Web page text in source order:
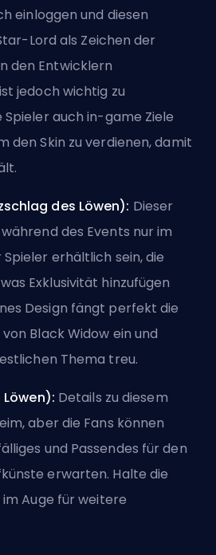
einloggen und diesen
Lord als Zeichen der
den Entwicklern
jedoch wichtig zu
auch in-game Ziele
den Skin zu verdienen, damit
des Löwen): Dieser
des Events nur im
erhältlich sein, die
Exklusivität hinzufügen
Design fängt perfekt die
Black Widow ein und
Thema treu.
Details zu diesem
aber die Fans können
und Passendes für den
erwarten. Halte die
Auge für weitere